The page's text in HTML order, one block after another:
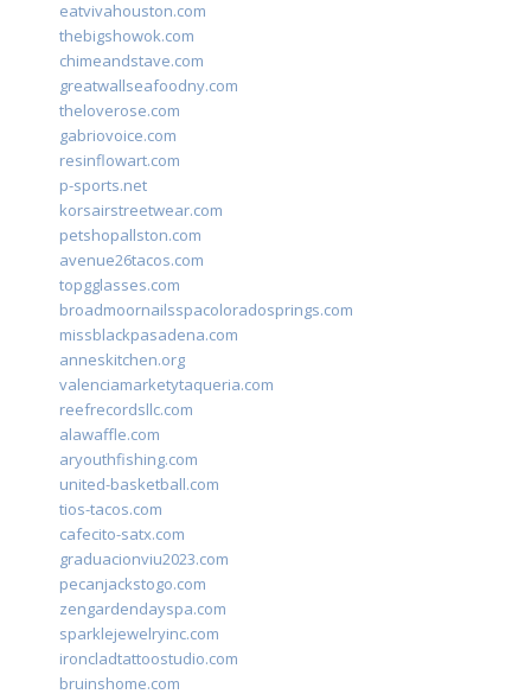
eatvivahouston.com
thebigshowok.com
chimeandstave.com
greatwallseafoodny.com
theloverose.com
gabriovoice.com
resinflowart.com
p-sports.net
korsairstreetwear.com
petshopallston.com
avenue26tacos.com
topgglasses.com
broadmoornailsspacoloradosprings.com
missblackpasadena.com
anneskitchen.org
valenciamarketytaqueria.com
reefrecordsllc.com
alawaffle.com
aryouthfishing.com
united-basketball.com
tios-tacos.com
cafecito-satx.com
graduacionviu2023.com
pecanjackstogo.com
zengardendayspa.com
sparklejewelryinc.com
ironcladtattoostudio.com
bruinshome.com